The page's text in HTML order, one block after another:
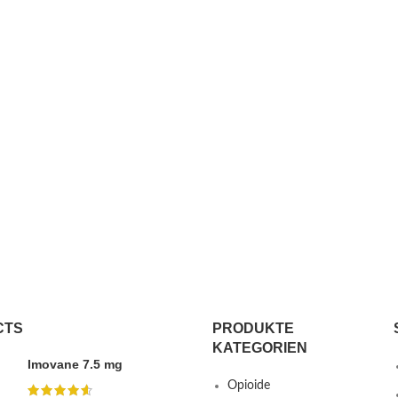
Imovane 7.5 mg
PRODUKTE
KATEGORIEN
Opioide